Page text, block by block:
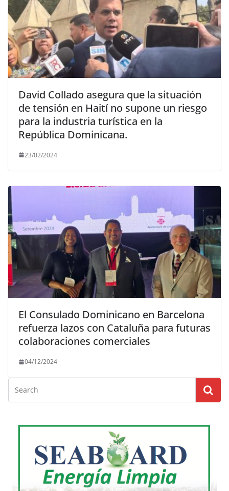
David Collado asegura que la situación
de tensión en Haití no supone un riesgo
para la industria turística en la
República Dominicana.
23/02/2024
El Consulado Dominicano en Barcelona
refuerza lazos con Cataluña para futuras
colaboraciones comerciales
04/12/2024